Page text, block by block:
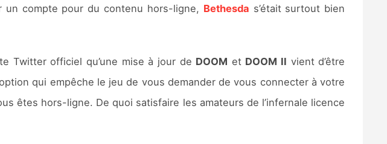
un compte pour du contenu hors-ligne, Bethesda s’était surtout bien
Twitter officiel qu’une mise à jour de DOOM et DOOM II vient d’être
qui empêche le jeu de vous demander de vous connecter à votre
êtes hors-ligne. De quoi satisfaire les amateurs de l’infernale licence